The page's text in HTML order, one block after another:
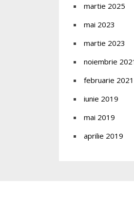
martie 2025
mai 2023
martie 2023
noiembrie
februarie 2021
iunie 2019
mai 2019
aprilie 2019